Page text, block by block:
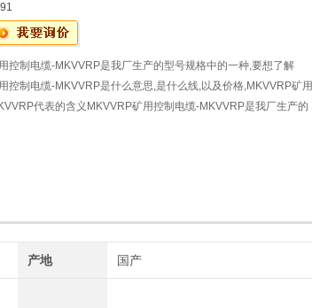
控制电缆-MKVVRP是我厂生产的型号规格中的一种,要想了解
控制电缆-MKVVRP是什么意思,是什么线,以及价格,MKVVRP矿用
代表的含义MKVVRP矿用控制电缆-MKVVRP是我厂生产的
产地 国产